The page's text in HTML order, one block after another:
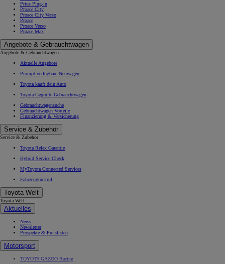
Prius Plug-in
Proace City
Proace City Verso
Proace
Proace Verso
Proace Max
Angebote & Gebrauchtwagen
Angebote & Gebrauchtwagen
Aktuelle Angebote
Prompt verfügbare Neuwagen
Toyota kauft dein Auto
Toyota Geprüfte Gebrauchtwagen
Gebrauchtwagensuche
Gebrauchtwagen Vorteile
Finanzierung & Versicherung
Service & Zubehör
Service & Zubehör
Toyota Relax Garantie
Hybrid Service Check
MyToyota Connected Services
Fahrzeugrückruf
Toyota Welt
Toyota Welt
Aktuelles
News
Newsletter
Prospekte & Preislisten
Motorsport
TOYOTA GAZOO Racing